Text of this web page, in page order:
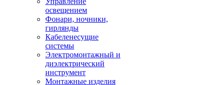
освещением
Фонари, ночники,
гирлянды
Кабеленесущие
системы
Электромонтажный и
диэлектрический
инструмент
Монтажные изделия